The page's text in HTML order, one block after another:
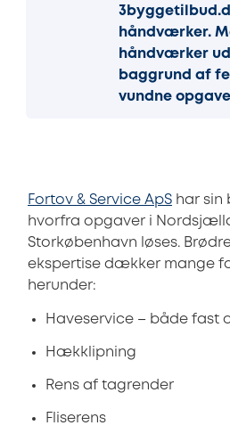
håndværker.
håndværker
baggrund af
vundne
Fortov & Service ApS har sin
hvorfra opgaver i
Storkøbenhavn løses.
ekspertise dækker mange
herunder:
Haveservice – både fast
Hækklipning
Rens af tagrender
Fliserens